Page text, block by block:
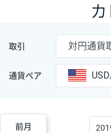
取引 対円通貨
通貨ペア
前月